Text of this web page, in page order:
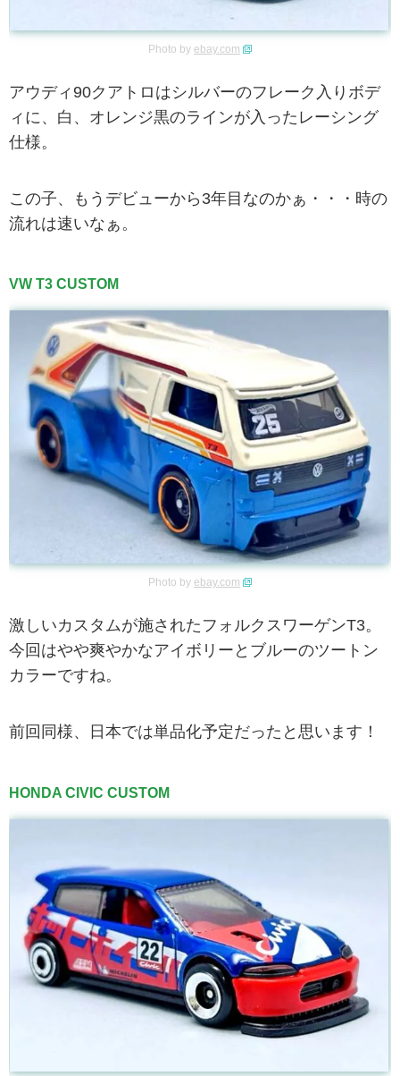
Photo by ebay.com
アウディ90クアトロはシルバーのフレーク入りボデ
ィに、白、オレンジ黒のラインが入ったレーシング
仕様。
この子、もうデビューから3年目なのかぁ・・・時の
流れは速いなぁ。
VW T3 CUSTOM
Photo by ebay.com
激しいカスタムが施されたフォルクスワーゲンT3。
今回はやや爽やかなアイボリーとブルーのツートン
カラーですね。
前回同様、日本では単品化予定だったと思います！
HONDA CIVIC CUSTOM